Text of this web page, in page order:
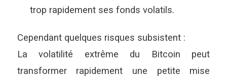
trop rapidement ses fonds volatils.
Cependant quelques risques subsistent :
La volatilité extrême du Bitcoin peut
transformer rapidement une petite mise